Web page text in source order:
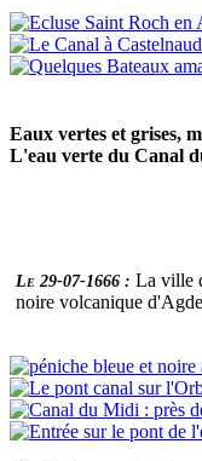
Eaux vertes et grises,
L'eau verte du Canal
Le 29-07-1666 : La ville
noire volcanique